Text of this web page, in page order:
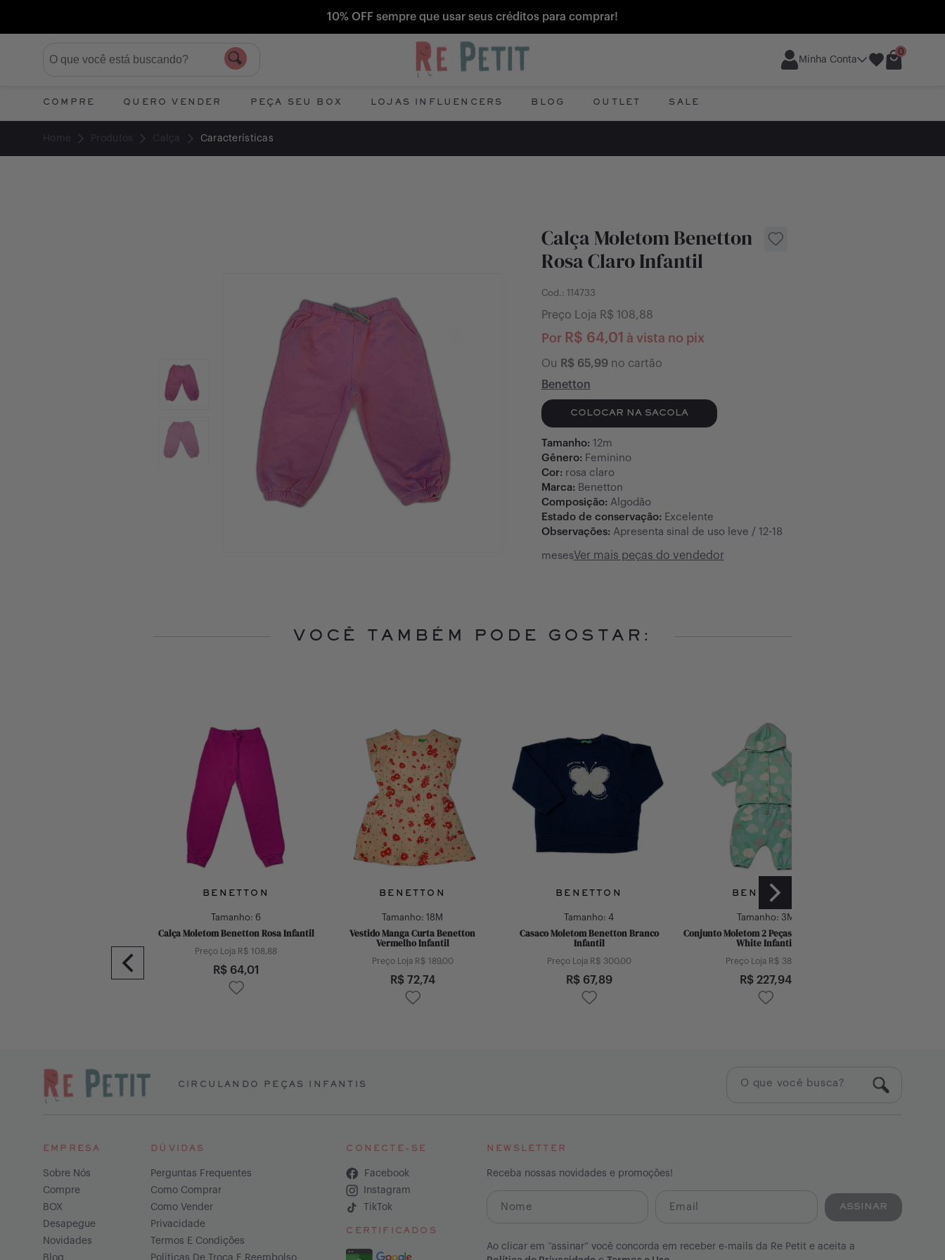
10% OFF sempre que usar seus créditos para comprar!
Minha Conta
0
COMPRE QUERO VENDER PEÇA SEU BOX LOJAS INFLUENCERS BLOG OUTLET SALE
Home Produtos Calça Características
Calça Moletom Benetton
Rosa Claro Infantil
Cod.: 114733
Preço Loja R$ 108,88
Por R$ 64,01 à vista no pix
Ou R$ 65,99no cartão
Benetton
COLOCAR NA SACOLA
Tamanho: 12m
Gênero: Feminino
Cor: rosa claro
Marca: Benetton
Composição: Algodão
Estado de conservação: Excelente
Observações: Apresenta sinal de uso leve / 12-18
mesesVer mais peças do vendedor
VOCÊ TAMBÉM PODE GOSTAR:
BENETTON
Tamanho: 6
Calça Moletom Benetton Rosa Infantil
Preço Loja R$ 108,88
R$ 64,01
BENETTON
Tamanho: 18M
Vestido Manga Curta Benetton
Vermelho Infantil
Preço Loja R$ 189,00
R$ 72,74
BENETTON
Tamanho: 4
Casaco Moletom Benetton Branco
Infantil
Preço Loja R$ 300,00
R$ 67,89
BENETTON
Tamanho: 3M
Conjunto Moletom 2 Peças Benetton Off
White Infantil
Preço Loja R$ 387,73
R$ 227,94
CIRCULANDO PEÇAS INFANTIS
EMPRESA
Sobre Nós
Compre
BOX
Desapegue
Novidades
Blog
DÚVIDAS
Perguntas Frequentes
Como Comprar
Como Vender
Privacidade
Termos E Condições
Políticas De Troca E Reembolso
CONECTE-SE
Facebook
Instagram
TikTok
CERTIFICADOS
NEWSLETTER
Receba nossas novidades e promoções!
ASSINAR
Ao clicar em “assinar” você concorda em receber e-mails da Re Petit e aceita a